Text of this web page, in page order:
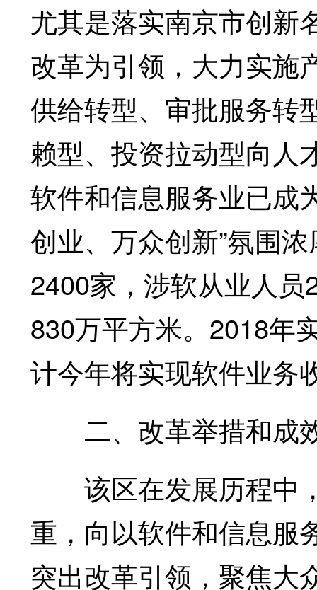
尤其是落实南京市创新
改革为引领，大力实施
供给转型、审批服务转
赖型、投资拉动型向人
软件和信息服务业已成
创业、万众创新”氛围
2400家，涉软从业人
830万平方米。2018年
计今年将实现软件业务
二、改革举措和成
该区在发展历程中
重，向以软件和信息服
突出改革引领，聚焦大